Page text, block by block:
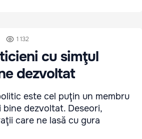
1 132
cu simţul
dezvoltat
este cel puţin un membru
bine dezvoltat. Deseori,
care ne lasă cu gura